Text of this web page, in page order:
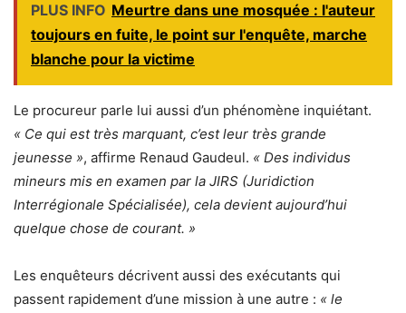
PLUS INFO Meurtre dans une mosquée : l'auteur
toujours en fuite, le point sur l'enquête, marche
blanche pour la victime
Le procureur parle lui aussi d’un phénomène inquiétant.
« Ce qui est très marquant, c’est leur très grande
jeunesse », affirme Renaud Gaudeul. « Des individus
mineurs mis en examen par la JIRS (Juridiction
Interrégionale Spécialisée), cela devient aujourd’hui
quelque chose de courant. »
Les enquêteurs décrivent aussi des exécutants qui
passent rapidement d’une mission à une autre : « le